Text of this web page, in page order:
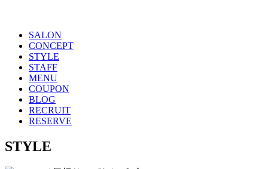
SALON
CONCEPT
STYLE
STAFF
MENU
COUPON
BLOG
RECRUIT
RESERVE
STYLE